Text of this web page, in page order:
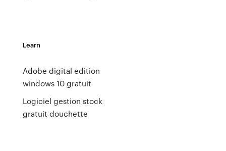
Learn
Adobe digital edition
windows 10 gratuit
Logiciel gestion stock
gratuit douchette